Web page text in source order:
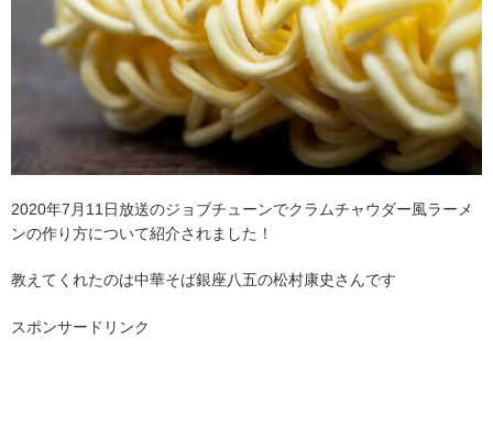
2020年7月11日放送のジョブチューンでクラムチャウダー風ラーメ
ンの作り方について紹介されました！
教えてくれたのは中華そば銀座八五の松村康史さんです
スポンサードリンク